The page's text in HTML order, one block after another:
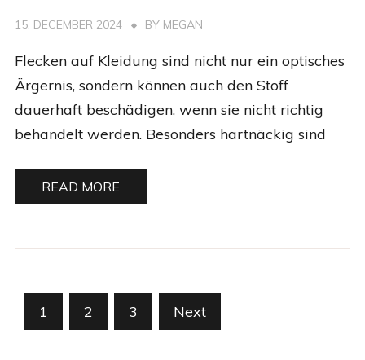
15. DECEMBER 2024 BY MEGAN
Flecken auf Kleidung sind nicht nur ein optisches
Ärgernis, sondern können auch den Stoff
dauerhaft beschädigen, wenn sie nicht richtig
behandelt werden. Besonders hartnäckig sind
READ MORE
Posts
1 2 3 Next